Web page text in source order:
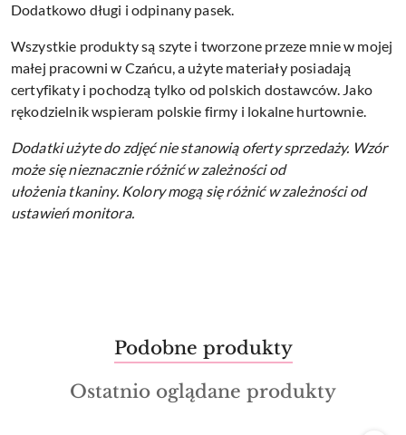
Dodatkowo długi i odpinany pasek.
Wszystkie produkty są szyte i tworzone przeze mnie w mojej
małej pracowni w Czańcu, a użyte materiały posiadają
certyfikaty i pochodzą tylko od polskich dostawców. Jako
rękodzielnik wspieram polskie firmy i lokalne hurtownie.
Dodatki użyte do zdjęć nie stanowią oferty sprzedaży. Wzór
może się nieznacznie różnić w zależności od
ułożenia tkaniny. Kolory mogą się różnić w zależności od
ustawień monitora.
Pomiń karuzelę produktów
Produkty
o
statusie:
Podobne produkty
Produkty
Ostatnio oglądane produkty